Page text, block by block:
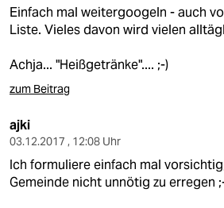
Einfach mal weitergoogeln - auch
Liste. Vieles davon wird vielen
Achja... "Heißgetränke".... ;-)
zum Beitrag
ajki
03.12.2017 , 12:08 Uhr
Ich formuliere einfach mal
Gemeinde nicht unnötig zu erregen